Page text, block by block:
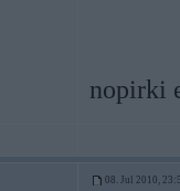
nopirki
08. Jul 2010,